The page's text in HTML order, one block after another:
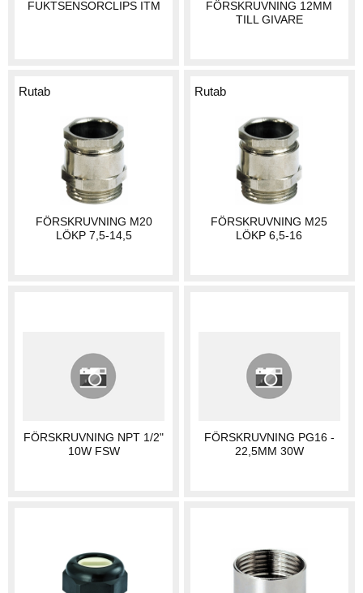
FUKTSENSORCLIPS ITM
FÖRSKRUVNING 12MM
TILL GIVARE
Rutab
FÖRSKRUVNING M20
LÖKP 7,5-14,5
Rutab
FÖRSKRUVNING M25
LÖKP 6,5-16
FÖRSKRUVNING NPT 1/2"
10W FSW
FÖRSKRUVNING PG16 -
22,5MM 30W